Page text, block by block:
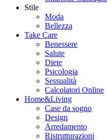
Stile
Moda
Bellezza
Take Care
Benessere
Salute
Diete
Psicologia
Sessualità
Calcolatori Online
Home&Living
Case da sogno
Design
Arredamento
Ristrutturazioni